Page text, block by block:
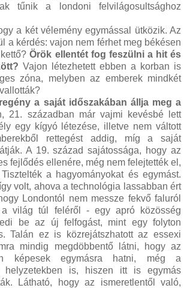
tűnik a londoni felvilágosultsághoz
a két vélemény egymással ütközik. Az
a kérdés: vajon nem férhet meg békésen
kettő?Örök ellentét fog feszülni a hit és
Vajon létezhetett ebben a korban is
zóna, melyben az emberek mindkét
a saját időszakában állja meg a
21. században már vajmi kevésbé lett
egy kígyó létezése, illetve nem váltott
rettegést addig, míg a saját
A 19. század sajátossága, hogy az
fejlődés ellenére, még nem felejtették el,
a hagyományokat és egymást.
volt, ahova a technológia lassabban ért
Londontól nem messze fekvő faluról
a világ túl feléről - egy apró közösség
be az új felfogást, mint egy folyton
Talán ez is közrejátszhatott az essexi
mindig megdöbbentő látni, hogy az
képesek egymásra hatni, még a
helyzetekben is, hiszen itt is egymás
Látható, hogy az ismeretlentől való,